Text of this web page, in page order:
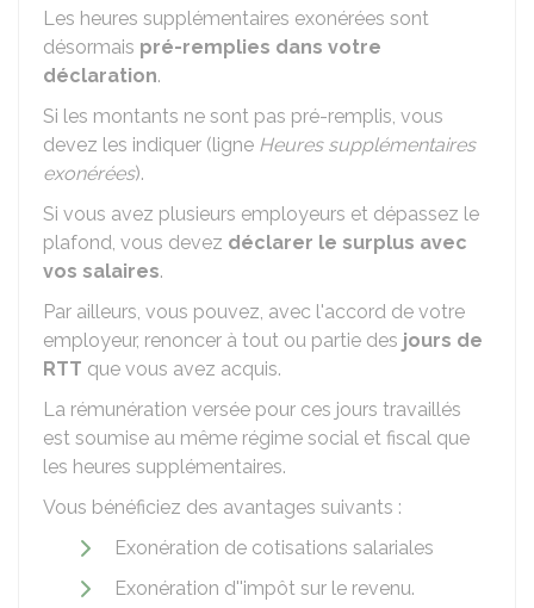
Les heures supplémentaires exonérées sont
désormais pré-remplies dans votre
déclaration.
Si les montants ne sont pas pré-remplis, vous
devez les indiquer (ligne Heures supplémentaires
exonérées).
Si vous avez plusieurs employeurs et dépassez le
plafond, vous devez déclarer le surplus avec
vos salaires.
Par ailleurs, vous pouvez, avec l'accord de votre
employeur, renoncer à tout ou partie des jours de
RTT que vous avez acquis.
La rémunération versée pour ces jours travaillés
est soumise au même régime social et fiscal que
les heures supplémentaires.
Vous bénéficiez des avantages suivants :
Exonération de cotisations salariales
Exonération d''impôt sur le revenu.